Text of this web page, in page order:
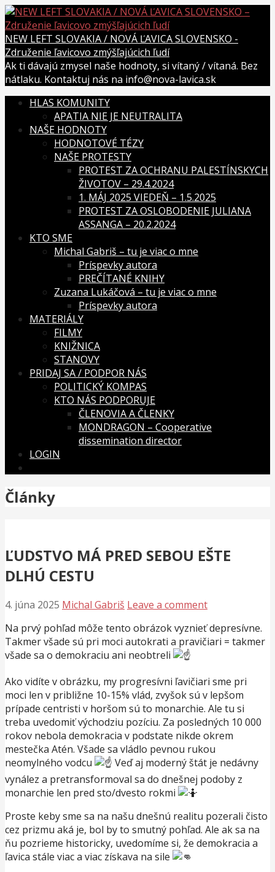
Skip
to
content
NEW LEFT SLOVAKIA / NOVÁ ĽAVICA SLOVENSKO -
Združenie ľavicovo zmýšľajúcich ľudí
Ak ti dávajú zmysel naše hodnoty, si vítaný / vítaná. Bez
nátlaku. Kontaktuj nás na info@nova-lavica.sk
HLAS KOMUNITY
APATIA NIE JE NEUTRALITA
NAŠE HODNOTY
HODNOTOVÉ TÉZY
NAŠE PROTESTY
PROTEST ZA OCHRANU PALESTÍNSKYCH
ŽIVOTOV – 29.4.2024
1. MÁJ 2025 VIEDEŇ – 1.5.2025
PROTEST ZA OSLOBODENIE JULIANA
ASSANGA – 20.2.2024
KTO SME
Michal Gabriš – tu je viac o mne
Príspevky autora
PREČÍTANÉ KNIHY
Zuzana Lukáčová – tu je viac o mne
Príspevky autora
MATERIÁLY
FILMY
KNIŽNICA
STANOVY
PRIDAJ SA / PODPOR NÁS
POLITICKÝ KOMPAS
KTO NÁS PODPORUJE
ČLENOVIA A ČLENKY
MONDRAGON – Cooperative
dissemination director
LOGIN
Články
ĽUDSTVO MÁ PRED SEBOU EŠTE
DLHÚ CESTU
4. júna 2025 Michal Gabriš Leave a comment
Na prvý pohľad môže tento obrázok vyznieť depresívne.
Takmer všade sú pri moci autokrati a pravičiari = takmer
všade sa o demokraciu ani neobtreli
Ako vidíte v obrázku, my progresívni ľavičiari sme pri
moci len v približne 10-15% vlád, zvyšok sú v lepšom
prípade centristi v horšom sú to monarchie. Ale tu si
treba uvedomiť východziu pozíciu. Za posledných 10 000
rokov nebola demokracia v podstate nikde okrem
mestečka Atén. Všade sa vládlo pevnou rukou
neomylného vodcu
Veď aj moderný štát je nedávny
vynález a pretransformoval sa do dnešnej podoby z
monarchie len pred sto/dvesto rokmi
Proste keby sme sa na našu dnešnú realitu pozerali čisto
cez prizmu aká je, bol by to smutný pohľad. Ale ak sa na
ňu pozrieme historicky, uvedomíme si, že demokracia a
ľavica stále viac a viac získava na sile